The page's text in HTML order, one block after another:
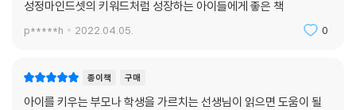
성정마인드셋의 키워드처럼 성장하는 아이들에게 좋은 책
p*****h 2022.04.05. 0
종이책 구매
아이를 키우는 부모나 학생을 가르치는 선생님이 읽으면 도움이 될